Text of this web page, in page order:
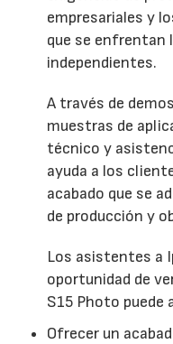
empresariales y
que se enfrentan
independientes.
A través de
muestras de
técnico y
ayuda a los
acabado que se
de producción y
Los asistentes a
oportunidad de
S15 Photo puede
Ofrecer un